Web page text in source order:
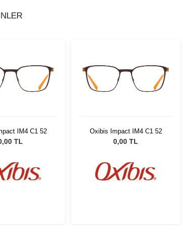
IM4 C1 52
TL
Oxibis Impact IM4 C1 52
0,00 TL